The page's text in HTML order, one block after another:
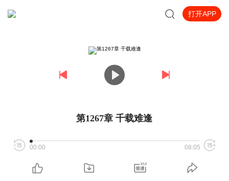
打开APP
第1267章 千载难逢
00:00 08:05